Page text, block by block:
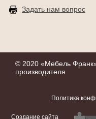
Задать нам вопрос
© 2020 «Мебель Франк
производителя
Политика
Создание сайта